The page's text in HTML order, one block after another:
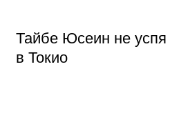
Тайбе Юсеин не
в Токио